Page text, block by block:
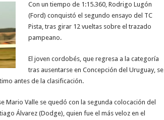
Con un tiempo de 1:15.360, Rodrigo Lugón
(Ford) conquistó el segundo ensayo del TC
Pista, tras girar 12 vueltas sobre el trazado
pampeano.
El joven cordobés, que regresa a la categoría
tras ausentarse en Concepción del Uruguay, se
antes de la clasificación.
Mario Valle se quedó con la segunda colocación del
Álvarez (Dodge), quien fue el más veloz en el